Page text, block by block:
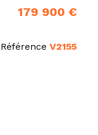
179 900 €
Référence V2155